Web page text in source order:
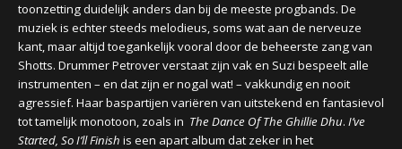
toonzetting duidelijk anders dan bij de meeste progbands. De
muziek is echter steeds melodieus, soms wat aan de nerveuze
kant, maar altijd toegankelijk vooral door de beheerste zang van
Shotts. Drummer Petrover verstaat zijn vak en Suzi bespeelt alle
instrumenten – en dat zijn er nogal wat! – vakkundig en nooit
agressief. Haar baspartijen variëren van uitstekend en fantasievol
tot tamelijk monotoon, zoals in The Dance Of The Ghillie Dhu. I’ve
Started, So I’ll Finish is een apart album dat zeker in het